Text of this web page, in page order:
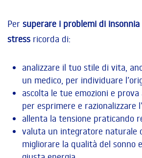
Per superare i problemi di
stress ricorda di:
analizzare il tuo stile di vita,
un medico, per individuare
ascolta le tue emozioni e
per esprimere e razionalizzare
allenta la tensione praticando
valuta un integratore naturale
migliorare la qualità del sonno